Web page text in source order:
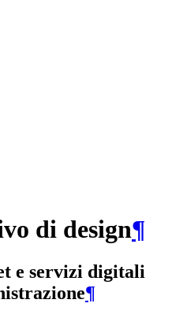
di design¶
e servizi digitali
¶